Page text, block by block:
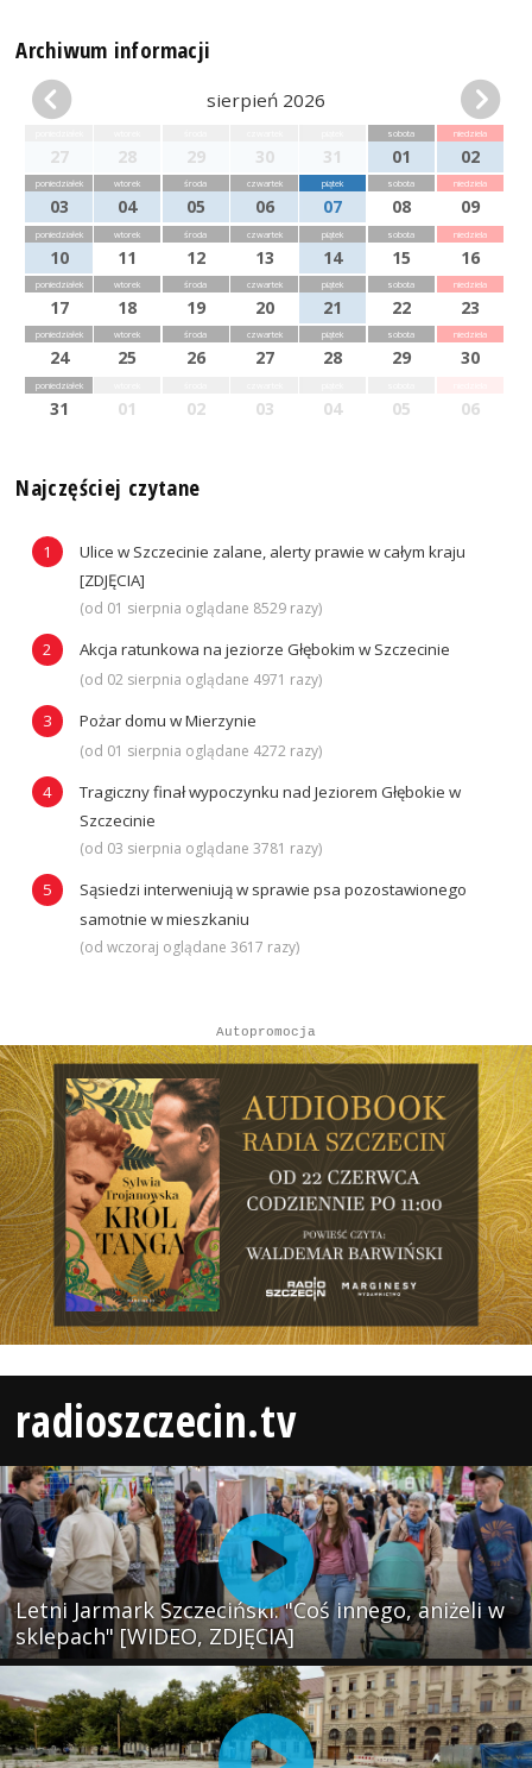
Archiwum informacji
sierpień 2026
27 28 29 30 31
sobota
01
niedziela
02
poniedziałek
03
wtorek
04
środa
05
czwartek
06
piątek
07
sobota
08
niedziela
09
poniedziałek
10
wtorek
11
środa
12
czwartek
13
piątek
14
sobota
15
niedziela
16
poniedziałek
17
wtorek
18
środa
19
czwartek
20
piątek
21
sobota
22
niedziela
23
poniedziałek
24
wtorek
25
środa
26
czwartek
27
piątek
28
sobota
29
niedziela
30
poniedziałek
31 01 02 03 04 05 06
Najczęściej czytane
Ulice w Szczecinie zalane, alerty prawie w całym kraju
[ZDJĘCIA]
(od 01 sierpnia oglądane 8529 razy)
Akcja ratunkowa na jeziorze Głębokim w Szczecinie
(od 02 sierpnia oglądane 4971 razy)
Pożar domu w Mierzynie
(od 01 sierpnia oglądane 4272 razy)
Tragiczny finał wypoczynku nad Jeziorem Głębokie w
Szczecinie
(od 03 sierpnia oglądane 3781 razy)
Sąsiedzi interweniują w sprawie psa pozostawionego
samotnie w mieszkaniu
(od wczoraj oglądane 3617 razy)
Autopromocja
radioszczecin.tv
Letni Jarmark Szczeciński. "Coś innego, aniżeli w
sklepach" [WIDEO, ZDJĘCIA]